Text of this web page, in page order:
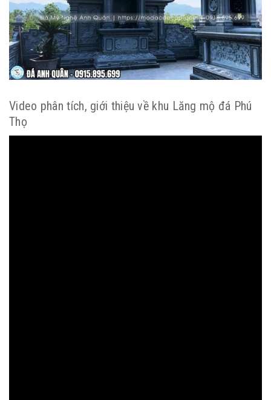
Video phân tích, giới thiệu về khu Lăng mộ đá Phú
Thọ